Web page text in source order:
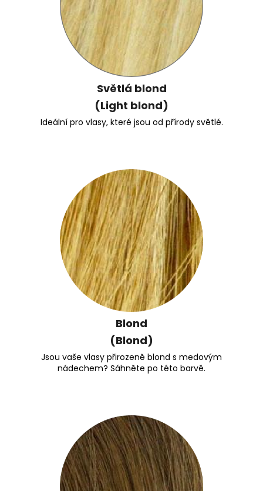
Světlá blond
(Light blond)
Ideální pro vlasy, které jsou od přírody světlé.
Blond
(Blond)
Jsou vaše vlasy přirozeně blond s medovým
nádechem? Sáhněte po této barvě.